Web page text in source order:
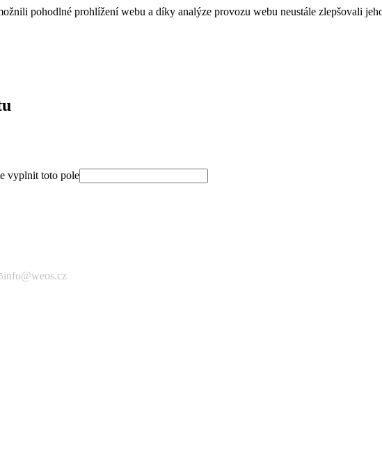
pohodlné prohlížení webu a díky analýze provozu webu neustále zlepšovali
vyplnit toto pole
info@weos.cz